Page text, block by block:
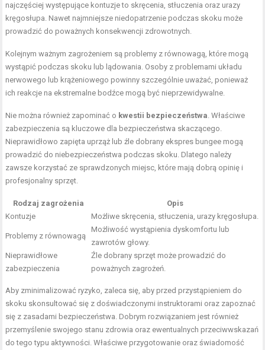
najczęściej występujące kontuzje to skręcenia, stłuczenia oraz urazy
kręgosłupa. Nawet najmniejsze niedopatrzenie podczas skoku może
prowadzić do poważnych konsekwencji zdrowotnych.
Kolejnym ważnym zagrożeniem są problemy z równowagą, które mogą
wystąpić podczas skoku lub lądowania. Osoby z problemami układu
nerwowego lub krążeniowego powinny szczególnie uważać, ponieważ
ich reakcje na ekstremalne bodźce mogą być nieprzewidywalne.
Nie można również zapominać o kwestii bezpieczeństwa . Właściwe
zabezpieczenia są kluczowe dla bezpieczeństwa skaczącego.
Nieprawidłowo zapięta uprząż lub źle dobrany ekspres bungee mogą
prowadzić do niebezpieczeństwa podczas skoku. Dlatego należy
zawsze korzystać ze sprawdzonych miejsc, które mają dobrą opinię i
profesjonalny sprzęt.
Rodzaj zagrożenia
Opis
Kontuzje
Możliwe skręcenia, stłuczenia, urazy kręgosłupa.
Problemy z równowagą
Możliwość wystąpienia dyskomfortu lub
zawrotów głowy.
Nieprawidłowe
zabezpieczenia
Źle dobrany sprzęt może prowadzić do
poważnych zagrożeń.
Aby zminimalizować ryzyko, zaleca się, aby przed przystąpieniem do
skoku skonsultować się z doświadczonymi instruktorami oraz zapoznać
się z zasadami bezpieczeństwa. Dobrym rozwiązaniem jest również
przemyślenie swojego stanu zdrowia oraz ewentualnych przeciwwskazań
do tego typu aktywności. Właściwe przygotowanie oraz świadomość